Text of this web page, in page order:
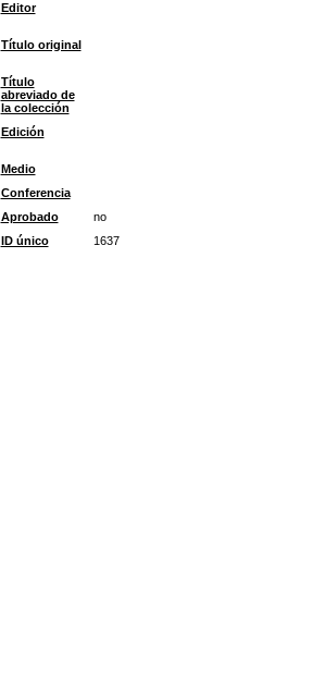
Editor
Título original
Título
abreviado de
la colección
Edición
Medio
Conferencia
Aprobado
no
ID único
1637